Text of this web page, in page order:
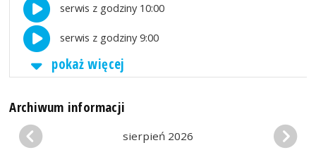
serwis z godziny 10:00
serwis z godziny 9:00
pokaż więcej
Archiwum informacji
sierpień 2026